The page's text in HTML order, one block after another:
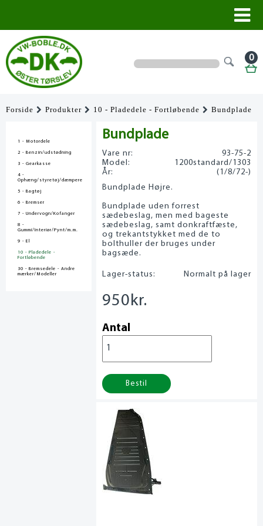
0
Forside Produkter 10 - Pladedele - Fortløbende Bundplade
1 - Motordele
2 - Benzin/udstødning
3 - Gearkasse
4 -
Ophæng/styretøj/dæmpere
5 - Bagtøj
6 - Bremser
7 - Undervogn/Kofanger
8 -
Gummi/Interiør/Pynt/m.m.
9 - El
10 - Pladedele -
Fortløbende
30 - Bremsedele - Andre
mærker/Modeller
Bundplade
Vare nr:
93-75-2
Model:
1200standard/1303
År:
(1/8/72-)
Bundplade Højre.
Bundplade uden forrest
sædebeslag, men med bageste
sædebeslag, samt donkraftfæste,
og trekantstykket med de to
bolthuller der bruges under
bagsæde.
Lager-status: Normalt på lager
950 kr.
Antal
Bestil